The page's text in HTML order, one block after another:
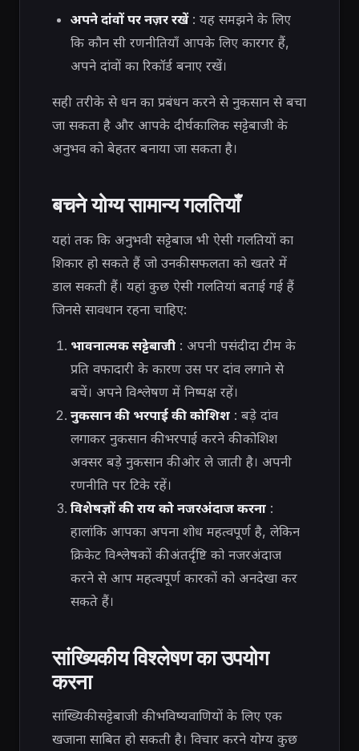
अपने दांवों पर नज़र रखें: यह समझने के लिए
कि कौन सी रणनीतियाँ आपके लिए कारगर हैं,
अपने दांवों का रिकॉर्ड बनाए रखें।
सही तरीके से धन का प्रबंधन करने से नुकसान से बचा
जा सकता है और आपके दीर्घकालिक सट्टेबाजी के
अनुभव को बेहतर बनाया जा सकता है।
बचने योग्य सामान्य गलतियाँ
यहां तक ​​कि अनुभवी सट्टेबाज भी ऐसी गलतियों का
शिकार हो सकते हैं जो उनकी सफलता को खतरे में
डाल सकती हैं। यहां कुछ ऐसी गलतियां बताई गई हैं
जिनसे सावधान रहना चाहिए:
भावनात्मक सट्टेबाजी: अपनी पसंदीदा टीम के
प्रति वफादारी के कारण उस पर दांव लगाने से
बचें। अपने विश्लेषण में निष्पक्ष रहें।
नुकसान की भरपाई की कोशिश: बड़े दांव
लगाकर नुकसान की भरपाई करने की कोशिश
अक्सर बड़े नुकसान की ओर ले जाती है। अपनी
रणनीति पर टिके रहें।
विशेषज्ञों की राय को नजरअंदाज करना:
हालांकि आपका अपना शोध महत्वपूर्ण है, लेकिन
क्रिकेट विश्लेषकों की अंतर्दृष्टि को नजरअंदाज
करने से आप महत्वपूर्ण कारकों को अनदेखा कर
सकते हैं।
सांख्यिकीय विश्लेषण का उपयोग
करना
सांख्यिकी सट्टेबाजी की भविष्यवाणियों के लिए एक
खजाना साबित हो सकती है। विचार करने योग्य कुछ